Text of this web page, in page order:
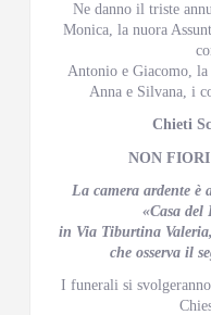
Ne danno il triste
Monica, la nuora
Antonio e Giacomo,
Anna e Silvana, i
Chieti
NON
La camera ardente è
«Casa del
in Via Tiburtina
che osserva il
I funerali si